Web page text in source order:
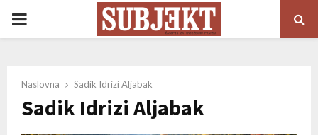
PRIMARY
Naslovna Sadik Idrizi Aljabak
Sadik Idrizi Aljabak